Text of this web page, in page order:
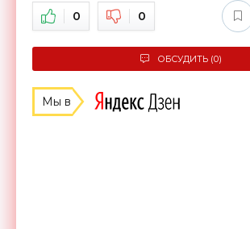
0 0
ОБСУДИТЬ (0)
Мы в